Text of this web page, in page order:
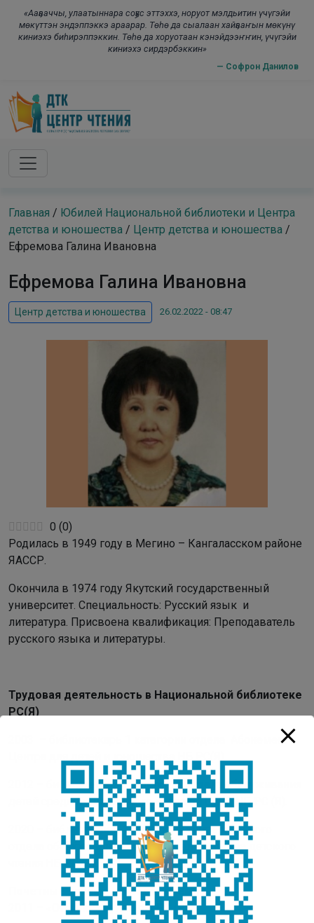
«Ааҕааччы, улаатыннара соҕус эттэххэ, норуот мэлдьитин үчүгэйи
мөкүттэн эндэппэккэ араарар. Төһө да сыалаан хайҕааҥын мөкүнү
киниэхэ биһирэппэккин. Төһө да хоруотаан кэнэйдээҥҥин, үчүгэйи
киниэхэ сирдэрбэккин»
— Софрон Данилов
Skip to main content
Главная / Юбилей Национальной библиотеки и Центра
детства и юношества / Центр детства и юношества /
Ефремова Галина Ивановна
Ефремова Галина Ивановна
Центр детства и юношества 26.02.2022 - 08:47
0 (0)
Родилась в 1949 году в Мегино – Кангаласском районе
ЯАССР.
Окончила в 1974 году Якутский государственный
университет. Специальность: Русский язык и
литература. Присвоена квалификация: Преподаватель
русского языка и литературы.
Трудовая деятельность в Национальной библиотеке
РС(Я)
2003 – библиотекарь 1 категории отдела Абонемент
2012 – библиотекарь 1 категории отдела обслуживания
детей среднего школьного возраста ЦДЮ НБ РС (Я).
2020 – библиотекарь 1 категории универсального
отдела обслуживания пользователей Центра детского
чтения НБ РС (Я).
Почетные звания, награды, премии
2011 – «Отличник культуры РС (Я)»